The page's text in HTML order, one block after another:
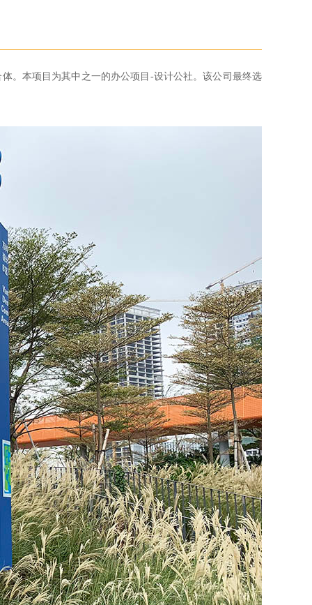
。本项目为其中之一的办公项目-设计公社。该公司最终选